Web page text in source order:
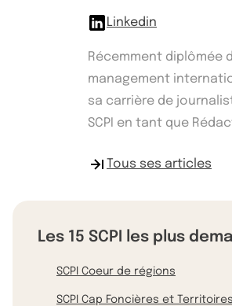
Linkedin
Récemment diplômée
management
sa carrière de
SCPI en tant que
Tous ses articles
Les 15 SCPI les plus
SCPI Coeur de régions
SCPI Cap Foncières et Territoires